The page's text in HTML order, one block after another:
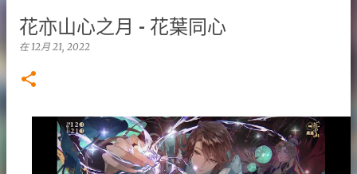
花亦山心之月 - 花葉同心
在12月 21, 2022